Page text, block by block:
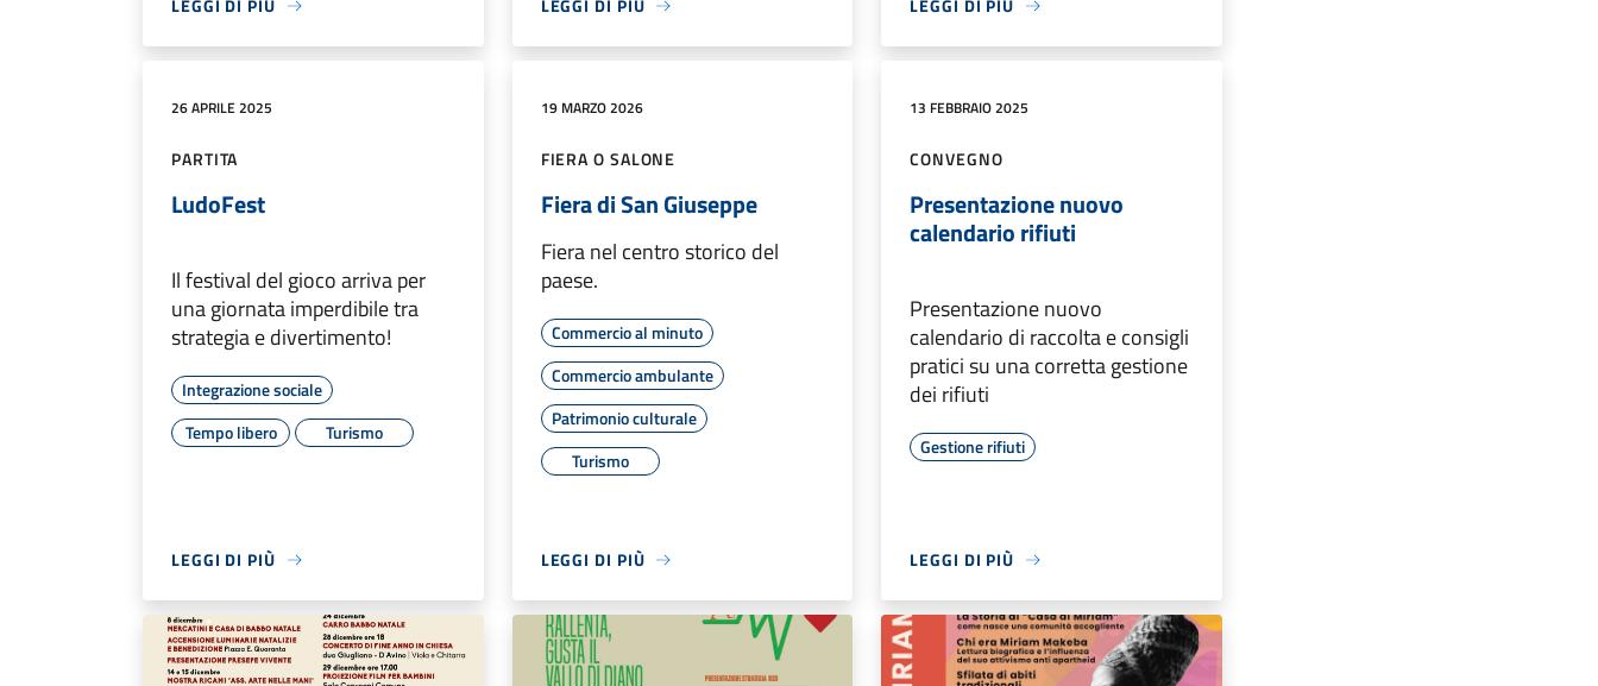
LEGGI DI PIÙ LEGGI DI PIÙ LEGGI DI PIÙ
26 APRILE 2025
PARTITA
LudoFest
Il festival del gioco arriva per
una giornata imperdibile tra
strategia e divertimento!
Integrazione sociale
Tempo libero
Turismo
LEGGI DI PIÙ
19 MARZO 2026
FIERA O SALONE
Fiera di San Giuseppe
Fiera nel centro storico del
paese.
Commercio al minuto
Commercio ambulante
Patrimonio culturale
Turismo
LEGGI DI PIÙ
13 FEBBRAIO 2025
CONVEGNO
Presentazione nuovo
calendario rifiuti
Presentazione nuovo
calendario di raccolta e consigli
pratici su una corretta gestione
dei rifiuti
Gestione rifiuti
LEGGI DI PIÙ